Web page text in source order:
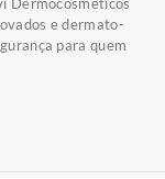
e dermato-
para quem